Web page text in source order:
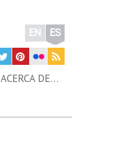
EN ES
ACERCA DE…